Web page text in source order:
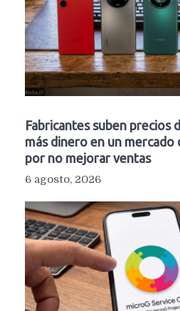
Fabricantes suben precios
más dinero en un
por no mejorar ventas
6 agosto, 2026